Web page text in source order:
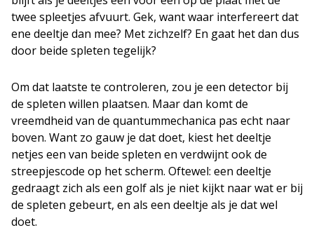
twee spleetjes afvuurt. Gek, want waar interfereert dat
ene deeltje dan mee? Met zichzelf? En gaat het dan dus
door beide spleten tegelijk?
Om dat laatste te controleren, zou je een detector bij
de spleten willen plaatsen. Maar dan komt de
vreemdheid van de quantummechanica pas echt naar
boven. Want zo gauw je dat doet, kiest het deeltje
netjes een van beide spleten en verdwijnt ook de
streepjescode op het scherm. Oftewel: een deeltje
gedraagt zich als een golf als je niet kijkt naar wat er bij
de spleten gebeurt, en als een deeltje als je dat wel
doet.